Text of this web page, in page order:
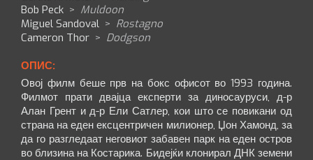
Bob Peck > Muldoon
Miguel Sandoval > Rostagno
Cameron Thor > Dodgson
ОПИС:
Овој филм беше прв на бокс офисот во 1993 година.
Филмот прати двајца експерти за диносауруси, д-р
Алан Грент и д-р Ели Сатлер, кои што се повикани од
страна на еден ексцентричен милионер, Џон Хамонд, за
да го разгледаат неговиот забавен парк на еден остров
во близина на Костарика. Бидејќи клонирал ДНК земени